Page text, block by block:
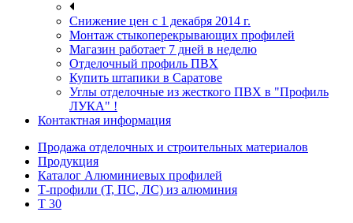
Снижение цен с 1 декабря 2014 г.
Монтаж стыкоперекрывающих профилей
Магазин работает 7 дней в неделю
Отделочный профиль ПВХ
Купить штапики в Саратове
Углы отделочные из жесткого ПВХ в "Профиль
ЛУКА" !
Контактная информация
Продажа отделочных и строительных материалов
Продукция
Каталог Алюминиевых профилей
Т-профили (Т, ПС, ЛС) из алюминия
Т 30